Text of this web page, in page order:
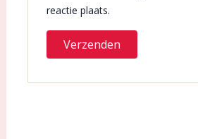
reactie plaats.